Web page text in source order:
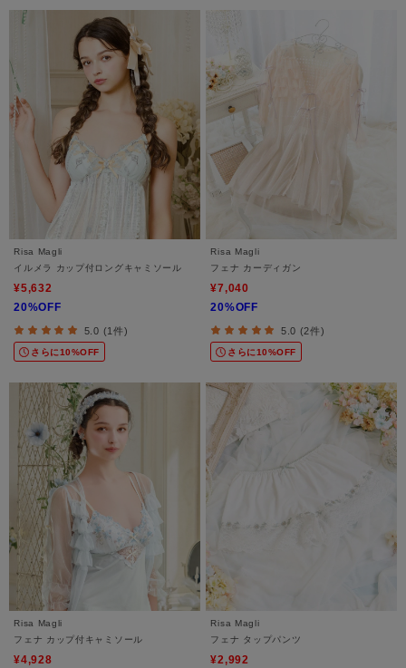
Risa Magli
イルメラ カップ付ロングキャミソール
¥5,632
20%OFF
5.0 (1件)
さらに10%OFF
Risa Magli
フェナ カーディガン
¥7,040
20%OFF
5.0 (2件)
さらに10%OFF
Risa Magli
フェナ カップ付キャミソール
¥4,928
Risa Magli
フェナ タップパンツ
¥2,992